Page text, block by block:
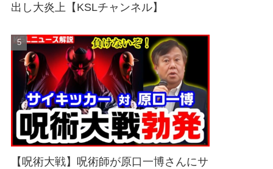
出し大炎上【KSLチャンネル】
【呪術大戦】呪術師が原口一博さんにサ